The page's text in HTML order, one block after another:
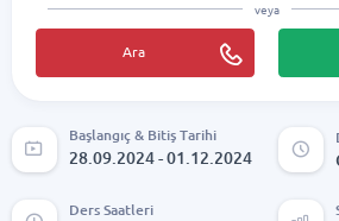
Başlangıç & Bitiş Tarihi
28.09.2024 - 01.12.2024
Ders Saatleri
veya
Ara